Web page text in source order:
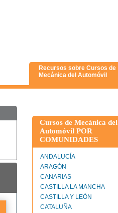
Recursos sobre Cursos de
Mecánica del Automóvil
Cursos de Mecánica del
Automóvil POR
COMUNIDADES
ANDALUCÍA
ARAGÓN
CANARIAS
CASTILLA LA MANCHA
CASTILLA Y LEÓN
CATALUÑA